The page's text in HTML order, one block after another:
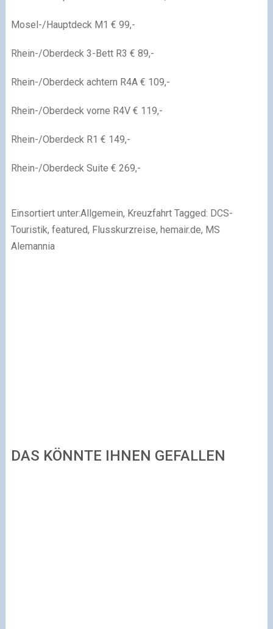
Mosel-/Hauptdeck M1 € 99,-
Rhein-/Oberdeck 3-Bett R3 € 89,-
Rhein-/Oberdeck achtern R4A € 109,-
Rhein-/Oberdeck vorne R4V € 119,-
Rhein-/Oberdeck R1 € 149,-
Rhein-/Oberdeck Suite € 269,-
Einsortiert unter:Allgemein, Kreuzfahrt Tagged: DCS-
Touristik, featured, Flusskurzreise, hemair.de, MS
Alemannia
DAS KÖNNTE IHNEN GEFALLEN